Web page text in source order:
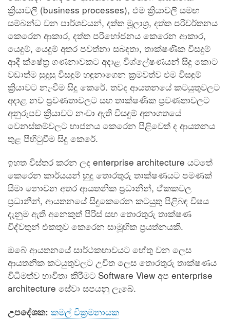
ක්‍රියාවලි (business processes), එම ක්‍රියාවලි සමඟ
සම්බන්ධ වන පාර්ශවයන්, දත්ත මූලාශ්‍ර, දත්ත පරිවර්තනය
කෙරෙන ආකාර, දත්ත පරිභෝජනය කෙරෙන ආකාර,
යෙදුම්, යෙදුම් අතර පවත්නා සබඳතා, තාක්ෂණික විසදුම්
ආදී ක්ෂේත්‍ර ගණනාවකට අදාළ විශ්ලේෂණයන් සිදු කොට
වඩාත්ම සුදුසු විසඳුම් හඳුනාගෙන ක්‍රමවත්ව එම විසඳුම්
ක්‍රියාවට නැංවීම සිදු කෙරේ. තවද ආයතනයේ කටයුතුවලට
අදාළ නව ප්‍රවණතාවලට සහ තාක්ෂණික ප්‍රවණතාවලට
අනුරූපව ක්‍රියාවට නංවා ඇති විසදුම් අනාගතයේ
වෙනස්කම්වලට භාජනය කෙරෙන පිළිවෙත් ද ආයතනය
තුළ පිහිටුවීම සිදු කෙරේ.
ඉහත විස්තර කරන ලද enterprise architecture යටතේ
කෙරෙන කාර්යයන් හුදු තොරතුරු තාක්ෂණයට පමණක්
සීමා නොවන අතර ආයතනික ප්‍රධානීන්, ඒකකවල
ප්‍රධානීන්, ආයතනයේ සිදුකෙරෙන කටයුතු පිළිබඳ විෂය
දැනුම ඇති අනෙකුත් පිරිස් සහ තොරතුරු තාක්ෂණ
විද්වතුන් එකතුව කෙරෙන සාමූහික ප්‍රයත්නයකි.
ඔබේ ආයතනයේ සාර්ථකභාවයට හේතු වන ලෙස
ආයතනික කටයුතුවලට උචිත ලෙස තොරතුරු තාක්ෂණය
විධිමත්ව භාවිතා කිරීමට Software View අප enterprise
architecture සේවා සපයනු ලැබේ.
උපදේශක: කමල් වික්‍රමනායක